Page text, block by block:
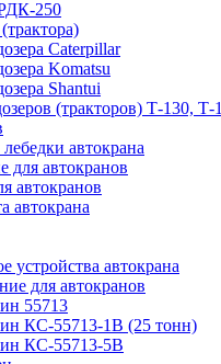
250
Caterpillar
Komatsu
Shantui
(тракторов) Т-130,
автокрана
для автокранов
автокранов
автокрана
устройства автокрана
для автокранов
55713
КС-55713-1В (25 тонн)
КС-55713-5В